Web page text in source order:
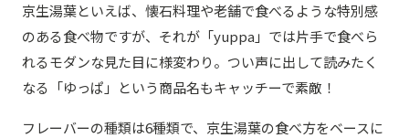
京生湯葉といえば、懐石料理や老舗で食べるような特別感
のある食べ物ですが、それが「yuppa」では片手で食べら
れるモダンな見た目に様変わり。つい声に出して読みたく
なる「ゆっぱ」という商品名もキャッチーで素敵！
フレーバーの種類は6種類で、京生湯葉の食べ方をベースに